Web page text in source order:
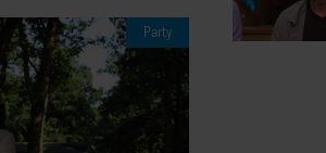
Party